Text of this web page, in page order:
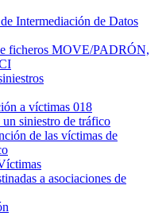
Intermediación de Datos
ficheros MOVE/PADRÓN,
a víctimas 018
siniestro de tráfico
de las víctimas de
a asociaciones de